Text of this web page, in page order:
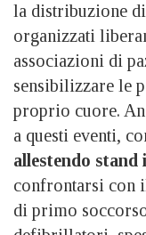
la distribuzione
organizzati
associazioni di
sensibilizzare le
proprio cuore.
a questi eventi,
allestendo
confrontarsi con
di primo